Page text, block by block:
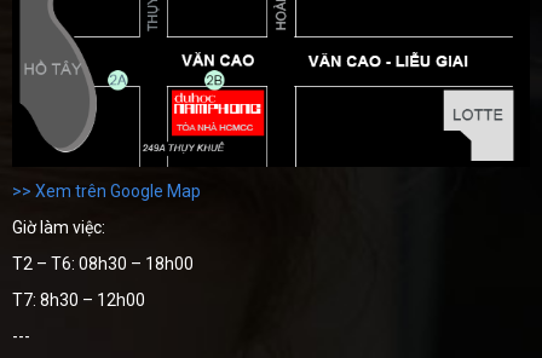
>> Xem trên Google Map
Giờ làm việc:
T2 – T6: 08h30 – 18h00
T7: 8h30 – 12h00
---